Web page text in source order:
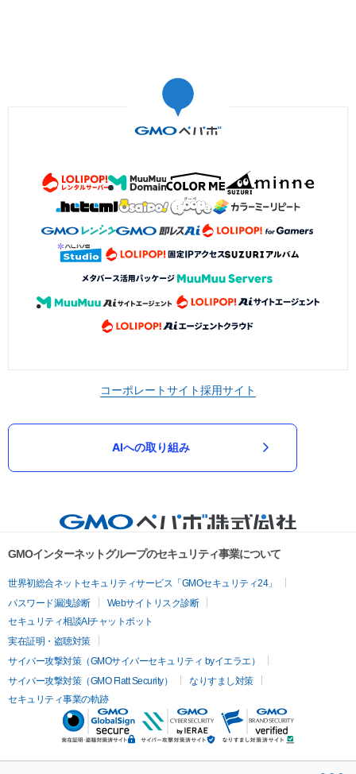
コーポレートサイト採用サイト
AIへの取り組み
GMOインターネットグループのセキュリティ事業について
世界初総合ネットセキュリティサービス「GMOセキュリティ24」
パスワード漏洩診断
Webサイトリスク診断
セキュリティ相談AIチャットボット
実在証明・盗聴対策
サイバー攻撃対策（GMOサイバーセキュリティ byイエラエ）
サイバー攻撃対策（GMO Flatt Security）
なりすまし対策
セキュリティ事業の軌跡